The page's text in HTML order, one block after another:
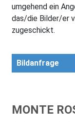
umgehend ein
das/die Bilder/er
zugeschickt.
Bildanfrage
MONTE